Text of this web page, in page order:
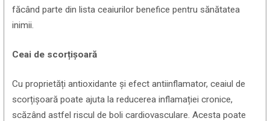
făcând parte din lista ceaiurilor benefice pentru sănătatea
inimii.
Ceai de scorțișoară
Cu proprietăți antioxidante și efect antiinflamator, ceaiul de
scorțișoară poate ajuta la reducerea inflamației cronice,
scăzând astfel riscul de boli cardiovasculare. Acesta poate